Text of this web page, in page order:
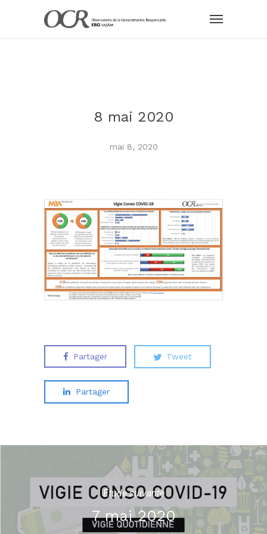
8 mai 2020
mai 8, 2020
Partager Tweet
Partager
Étude suivante
7 mai 2020